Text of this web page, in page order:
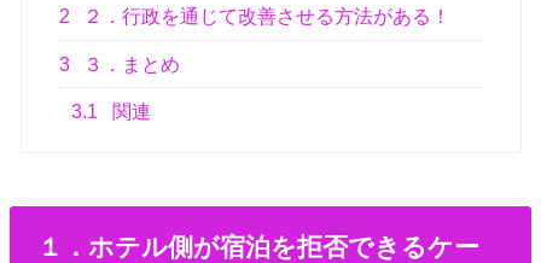
2 ２．行政を通じて改善させる方法がある！
3 ３．まとめ
3.1 関連
１．ホテル側が宿泊を拒否できるケー